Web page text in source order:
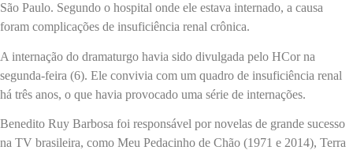
São Paulo. Segundo o hospital onde ele estava internado, a causa
foram complicações de insuficiência renal crônica.
A internação do dramaturgo havia sido divulgada pelo HCor na
segunda-feira (6). Ele convivia com um quadro de insuficiência renal
há três anos, o que havia provocado uma série de internações.
Benedito Ruy Barbosa foi responsável por novelas de grande sucesso
na TV brasileira, como Meu Pedacinho de Chão (1971 e 2014), Terra